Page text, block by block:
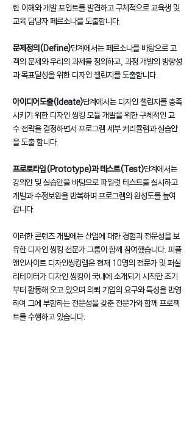
한 이해와 개발 포인트를 발견하고 구체적으로 교육생 및
교육 담당자 페르소나를 도출합니다.
문제정의(Define)단계에서는 페르소나를 바탕으로 고
객의 문제와 우리의 과제를 정의하고, 과정 개발의 방향성
과 목표달성을 위한 디자인 챌린지를 도출합니다.
아이디어도출(Ideate)단계에서는 디자인 챌린지를 충족
시키기 위한 디자인 씽킹 모듈 개발을 위한 구체적인 교
수 전략을 결정하면서 프로그램 세부 커리큘럼과 실습안
을 도출 합니다.
프로토타입(Prototype)과 테스트(Test)단계에서는
강의안 및 실습안을 바탕으로 파일럿 테스트를 실시하고
개발과 수정보완을 반복하며 프로그램의 완성도를 높여
갑니다.
이러한 콘텐츠 개발에는 산업에 대한 경험과 전문성을 보
유한 디자인 씽킹 전문가 그룹이 함께 참여했습니다. 피플
앤인사이트 디자인씽킹랩은 현재 10명의 전문가 및 퍼실
리테이터가 디자인 씽킹이 국내에 소개되기 시작한 초기
부터 활동해 오고 있으며 의뢰 기업의 요구와 특성을 반영
하여 그에 부합하는 전문성을 갖춘 전문가와 함께 프로젝
트를 수행하고 있습니다.